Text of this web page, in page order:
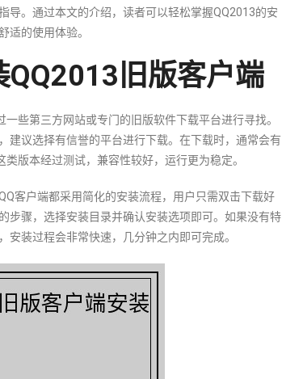
导。通过本文的介绍，读者可以轻松掌握QQ2013的安
适的使用体验。
旧版客户端
些第三方网站或专门的旧版软件下载平台进行寻找。
建议选择有信誉的平台进行下载。在下载时，通常会有
版本经过测试，兼容性较好，运行更为稳定。
客户端都采用简化的安装流程，用户只需双击下载好
步骤，选择安装目录并确认安装选项即可。如果没有特
装过程会非常快速，几分钟之内即可完成。